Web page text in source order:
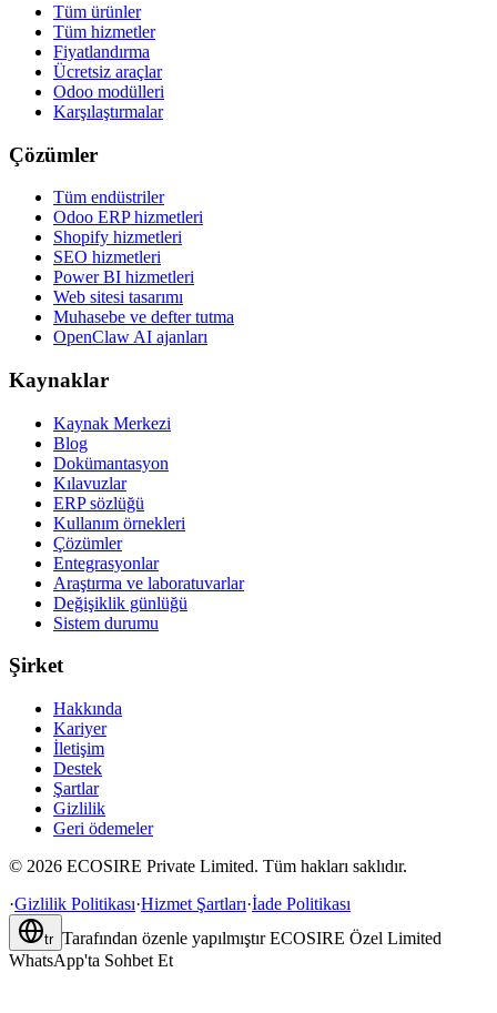
Tüm ürünler
Tüm hizmetler
Fiyatlandırma
Ücretsiz araçlar
Odoo modülleri
Karşılaştırmalar
Çözümler
Tüm endüstriler
Odoo ERP hizmetleri
Shopify hizmetleri
SEO hizmetleri
Power BI hizmetleri
Web sitesi tasarımı
Muhasebe ve defter tutma
OpenClaw AI ajanları
Kaynaklar
Kaynak Merkezi
Blog
Dokümantasyon
Kılavuzlar
ERP sözlüğü
Kullanım örnekleri
Çözümler
Entegrasyonlar
Araştırma ve laboratuvarlar
Değişiklik günlüğü
Sistem durumu
Şirket
Hakkında
Kariyer
İletişim
Destek
Şartlar
Gizlilik
Geri ödemeler
© 2026 ECOSIRE Private Limited. Tüm hakları saklıdır.
·Gizlilik Politikası·Hizmet Şartları·İade Politikası
tr Tarafından özenle yapılmıştır ECOSIRE Özel Limited
WhatsApp'ta Sohbet Et